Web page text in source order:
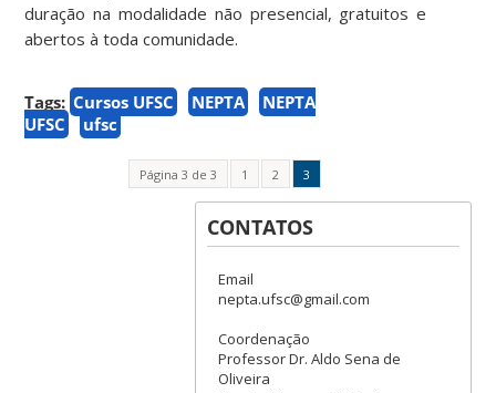
duração na modalidade não presencial, gratuitos e
abertos à toda comunidade.
Tags: Cursos UFSC NEPTA
NEPTA
UFSC
ufsc
Página 3 de 3 1 2 3
CONTATOS
Email
nepta.ufsc@gmail.com
Coordenação
Professor Dr. Aldo Sena de
Oliveira